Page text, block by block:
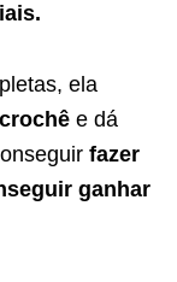
ela
e dá
fazer
ganhar